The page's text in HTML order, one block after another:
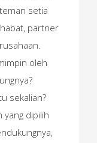
setia
partner
oleh
sekalian?
yang dipilih